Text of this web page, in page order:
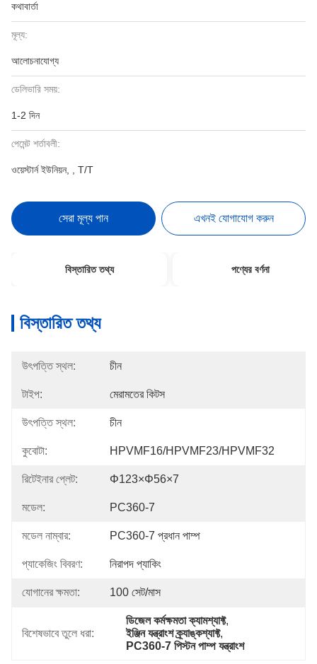
কথাবার্তা
মূল্য:
আলোচনাযোগ্য
ডেলিভারি সময়:
1-2 দিন
পেমেন্ট শর্তাবলী:
ওয়েস্টার্ন ইউনিয়ন, , T/T
সেরা মূল্য পান এখনই যোগাযোগ করুন
বিস্তারিত তথ্য পণ্যের বর্ণনা
বিস্তারিত তথ্য
উৎপত্তি স্থল: চীন
টাইপ: মেরামতের কিটস
উৎপত্তি স্থল: চীন
কুবোটা: HPVMF16/HPVMF23/HPVMF32
রিটেইনার প্লেট: Φ123×φ56×7
মডেল: PC360-7
মডেল নাম্বার: PC360-7 প্রধান পাম্প
প্যাকেজিং বিবরণ: নিরাপদ প্যাকিং
যোগানের ক্ষমতা: 100 সেট/মাস
বিশেষভাবে তুলে ধরা:
ডিজেল কর্মক্ষমতা ক্যামশ্যাফ্ট,
ইঞ্জিন যন্ত্রাংশ ক্র্যাঙ্কশ্যাফ্ট,
PC360-7 পিস্টন পাম্প যন্ত্রাংশ